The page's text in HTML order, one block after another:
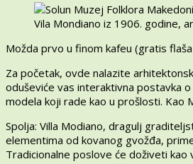
Vila Mondiano iz 1906. godine,
Možda prvo u finom kafeu (gratis
Za početak, ovde nalazite
oduševiće vas interaktivna postavka
modela koji rade kao u prošlosti. Kao
Spolja: Villa Modiano, dragulj
elementima od kovanog gvožđa,
Tradicionalne poslove će doživeti